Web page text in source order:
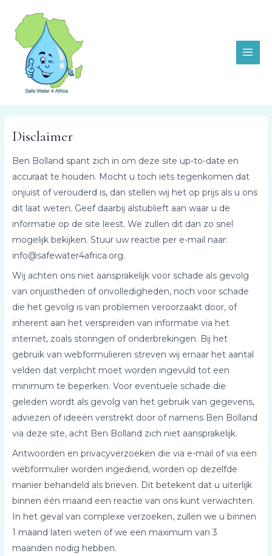
inhoud
Disclaimer
Ben Bolland spant zich in om deze site up-to-date en
accuraat te houden. Mocht u toch iets tegenkomen dat
onjuist of verouderd is, dan stellen wij het op prijs als u ons
dit laat weten. Geef daarbij alstublieft aan waar u de
informatie op de site leest. We zullen dit dan zo snel
mogelijk bekijken. Stuur uw reactie per e-mail naar:
info@safewater4africa.org.
Wij achten ons niet aansprakelijk voor schade als gevolg
van onjuistheden of onvolledigheden, noch voor schade
die het gevolg is van problemen veroorzaakt door, of
inherent aan het verspreiden van informatie via het
internet, zoals storingen of onderbrekingen. Bij het
gebruik van webformulieren streven wij ernaar het aantal
velden dat verplicht moet worden ingevuld tot een
minimum te beperken. Voor eventuele schade die
geleden wordt als gevolg van het gebruik van gegevens,
adviezen of ideeën verstrekt door of namens Ben Bolland
via deze site, acht Ben Bolland zich niet aansprakelijk.
Antwoorden en privacyverzoeken die via e-mail of via een
webformulier worden ingediend, worden op dezelfde
manier behandeld als brieven. Dit betekent dat u uiterlijk
binnen één maand een reactie van ons kunt verwachten.
In het geval van complexe verzoeken, zullen we u binnen
1 maand laten weten of we een maximum van 3
maanden nodig hebben.